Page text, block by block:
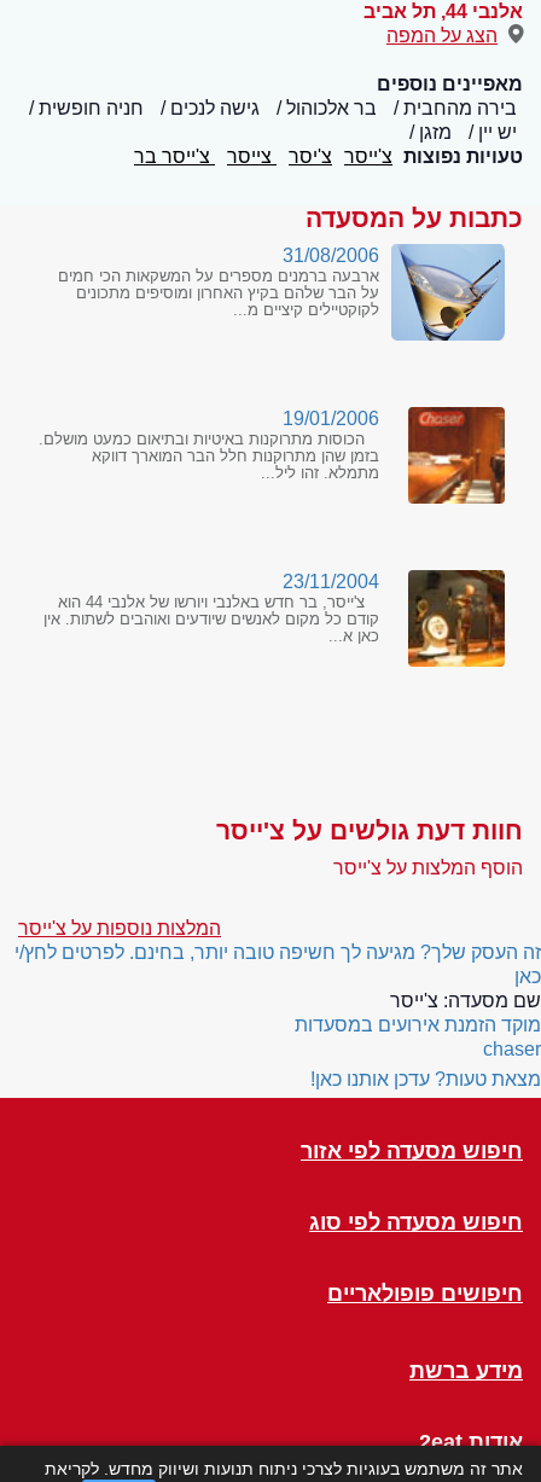
אלנבי 44 , תל אביב
הצג על המפה
מאפיינים נוספים
בירה מהחבית
בר אלכוהול גישה לנכים
חניה חופשית
יש יין
מזגן
טעויות נפוצות צ'ייסר צ'יסר צייסר צ'ייסר בר
כתבות על המסעדה
31/08/2006
ארבעה ברמנים מספרים על המשקאות הכי חמים
על הבר שלהם בקיץ האחרון ומוסיפים מתכונים
לקוקטיילים קיציים מ...
19/01/2006
הכוסות מתרוקנות באיטיות ובתיאום כמעט מושלם.
בזמן שהן מתרוקנות חלל הבר המוארך דווקא
מתמלא. זהו ליל...
23/11/2004
צ'ייסר, בר חדש באלנבי ויורשו של אלנבי 44 הוא
קודם כל מקום לאנשים שיודעים ואוהבים לשתות. אין
כאן א...
חוות דעת גולשים על צ'ייסר
הוסף המלצות על צ'ייסר
המלצות נוספות על צ'ייסר
זה העסק שלך? מגיעה לך חשיפה טובה יותר, בחינם. לפרטים לחץ/י
כאן
שם מסעדה: צ'ייסר
מוקד הזמנת אירועים במסעדות
chaser
מצאת טעות? עדכן אותנו כאן!
חיפוש מסעדה לפי אזור
חיפוש מסעדה לפי סוג
חיפושים פופולאריים
מידע ברשת
אודות 2eat
אתר זה משתמש בעוגיות לצרכי ניתוח תנועות ושיווק מחדש. לקריאת